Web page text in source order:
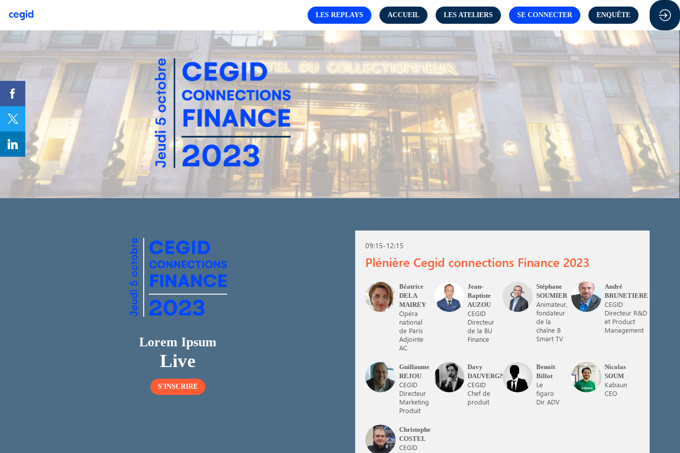
LES REPLAYS ACCUEIL LES ATELIERS SE CONNECTER ENQUÊTE
Lorem Ipsum
Live
S'INSCRIRE
09:15-12:15
Plénière Cegid connections Finance 2023
BDM Béatrice
DELA
MAIREY
Opéra
national
de Paris
Adjointe
AC
JA
Jean-
Baptiste
AUZOU
CEGID
Directeur
de la BU
Finance
SS
Stéphane
SOUMIER
Animateur,
fondateur
de la
chaîne B
Smart TV
AB
André
BRUNETIERE
CEGID
Directeur R&D
et Product
Management
GR
Guillaume
REJOU
CEGID
Directeur
Marketing
Produit
DD
Davy
DAUVERGNE
CEGID
Chef de
produit
BB
Benoit
Billot
Le
figaro
Dir ADV
NS
Nicolas
SOUM
Kabaun
CEO
CC
Christophe
COSTEL
CEGID